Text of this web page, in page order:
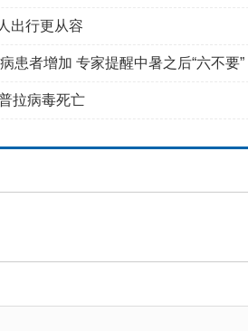
出行更从容
患者增加 专家提醒中暑之后“六不要”
拉病毒死亡